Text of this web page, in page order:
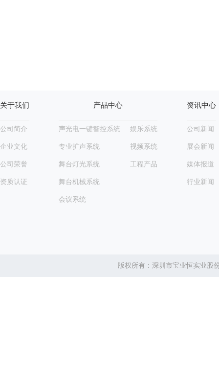
关于我们
公司简介
企业文化
公司荣誉
资质认证
产品中心
声光电一键智控系统
专业扩声系统
舞台灯光系统
舞台机械系统
会议系统
娱乐系统
视频系统
工程产品
资讯中心
公司新闻
展会新闻
媒体报道
行业新闻
版权所有：深圳市宝业恒实业